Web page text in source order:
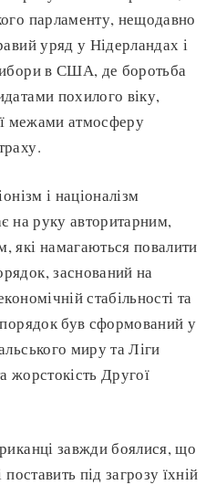
парламенту, нещодавно
уряд у Нідерландах і
в США, де боротьба
похилого віку,
межами атмосферу
і націоналізм
на руку авторитарним,
які намагаються повалити
заснований на
стабільності та
був сформований у
миру та Ліги
жорстокість Другої
завжди боялися, що
під загрозу їхній